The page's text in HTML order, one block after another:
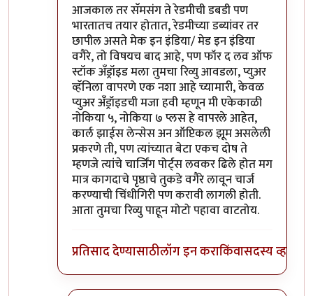
आजकाल तर सॅमसंग ते रेडमीची डबडी पण
भारतातच तयार होतात, रेडमीच्या डब्यांवर तर
छापील असते मेक इन इंडिया/ मेड इन इंडिया
वगैरे, तो विषयच बाद आहे, पण फॉर द लव ऑफ
स्टॉक अँड्रॉइड मला तुमचा रिव्यु आवडला, प्युअर
व्हॅनिला वापरणे एक नशा आहे च्यामारी, केवळ
प्युअर अँड्रॉइडची मजा हवी म्हणून मी एकेकाळी
नोकिया ५, नोकिया ७ प्लस हे वापरले आहेत,
कार्ल झाईस लेन्सेस अन ऑप्टिकल झूम असलेली
प्रकरणे ती, पण त्यांच्यात बेटा एकच दोष ते
म्हणजे त्यांचे चार्जिंग पोर्ट्स लवकर ढिले होत मग
मात्र कागदाचे पृष्ठाचे तुकडे वगैरे लावून चार्ज
करण्याची चिंधीगिरी पण करावी लागली होती.
आता तुमचा रिव्यु पाहून मोटो पहावा वाटतोय.
प्रतिसाद देण्यासाठीलॉग इन कराकिंवासदस्य व्हा